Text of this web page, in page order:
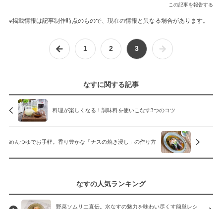
この記事を報告する
※掲載情報は記事制作時点のもので、現在の情報と異なる場合があります。
1 2 3
なすに関する記事
料理が楽しくなる！調味料を使いこなす3つのコツ
めんつゆでお手軽。香り豊かな「ナスの焼き浸し」の作り方
なすの人気ランキング
野菜ソムリエ直伝。水なすの魅力を味わい尽くす簡単レシ